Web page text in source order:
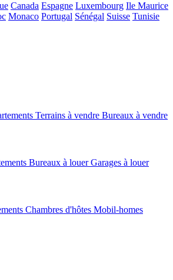
Canada Espagne Luxembourg Ile Maurice
Monaco Portugal Sénégal Suisse Tunisie
Terrains à vendre Bureaux à vendre
Bureaux à louer Garages à louer
Chambres d'hôtes Mobil-homes